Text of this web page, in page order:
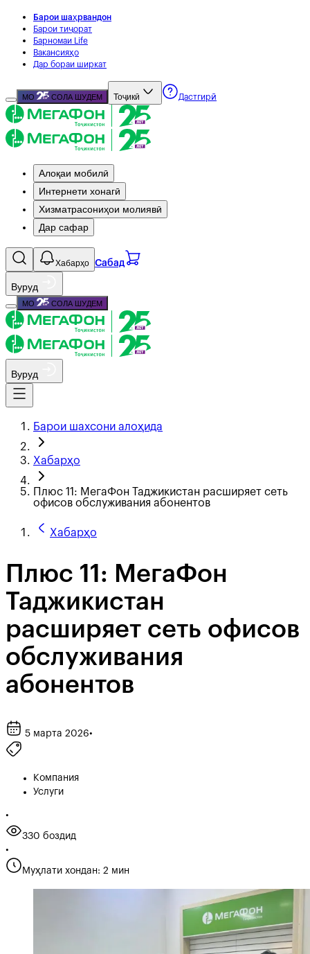
Барои шаҳрвандон
Барои тиҷорат
Барномаи Life
Вакансияҳо
Дар бораи ширкат
МО СОЛА ШУДЕМ Тоҷикӣ Дастгирӣ
Алоқаи мобилӣ
Интернети хонагӣ
Хизматрасониҳои молиявӣ
Дар сафар
Хабарҳо Сабад
Вуруд
МО СОЛА ШУДЕМ
Вуруд
Барои шахсони алоҳида
Хабарҳо
Плюс 11: МегаФон Таджикистан расширяет сеть
офисов обслуживания абонентов
Хабарҳо
Плюс 11: МегаФон
Таджикистан
расширяет сеть офисов
обслуживания
абонентов
5 марта 2026•
Компания
Услуги
•
330 боздид
•
Муҳлати хондан: 2 мин